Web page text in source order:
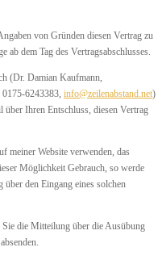
von Gründen diesen Vertrag zu
dem Tag des Vertragsabschlusses.
(Dr. Damian Kaufmann,
6243383, info@zeilenabstand.net)
Ihren Entschluss, diesen Vertrag
meiner Website verwenden, das
Möglichkeit Gebrauch, so werde
den Eingang eines solchen
die Mitteilung über die Ausübung